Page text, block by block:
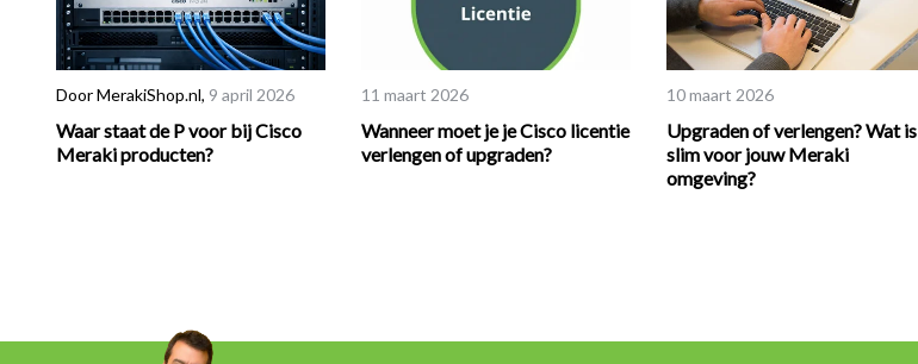
DoorMerakiShop.nl, 9 april 2026
Waar staat de P voor bij Cisco
Meraki producten?
11 maart 2026
Wanneer moet je je Cisco licentie
verlengen of upgraden?
10 maart 2026
Upgraden of verlengen? Wat is
slim voor jouw Meraki
omgeving?